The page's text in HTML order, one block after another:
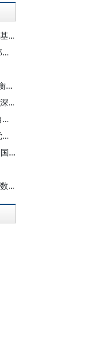
周叶中 熊鸿亮：“一国两制”台湾方案的基本范畴
田飞龙 王美晴：创造历史的可能性：郑丽文访陆的国家统一进步意义
韩彦红：德国对华“去风险”战略中的权衡与困境：基于双层博弈视角的分析
李雪涛：日本的战后反思何以不如德国深刻
王小彬 李金涛：国家统一和民族区域自治关系的三重意涵
郑春荣 江昀蔚：欧洲左翼保守主义政党的崛起与发展——以德国萨拉·瓦根克内希特联盟为例
郑春荣：继续“去风险”，德国将难获“中国能力”
孟虹：应对极右翼政党，德国有哪些招数？